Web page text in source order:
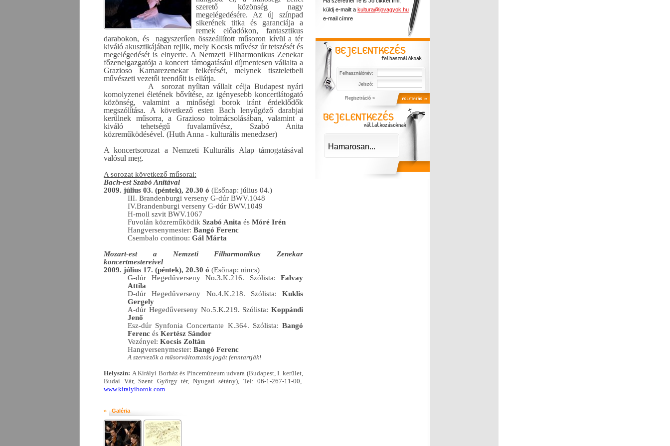
szerető közönség nagy
megelégedésére. Az új színpad
sikerének titka és garanciája a
remek előadókon, fantasztikus
darabokon, és
nagyszerűen összeállított műsoron kívül a tér
kiváló akusztikájában rejlik, mely Kocsis művész úr tetszését és
megelégedését is elnyerte. A Nemzeti Filharmonikus Zenekar
főzeneigazgatója a koncert támogatásául díjmentesen vállalta a
Grazioso Kamarezenekar felkérését, melynek tiszteletbeli
művészeti vezetői teendőit is ellátja.
A
sorozat nyíltan vállalt célja Budapest nyári
komolyzenei életének bővítése, az igényesebb koncertlátogató
közönség, valamint a minőségi borok iránt érdeklődők
megszólítása. A következő esten Bach lenyűgöző darabjai
kerülnek műsorra, a Grazioso tolmácsolásában, valamint a
kiváló tehetségű fuvalaművész, Szabó Anita
közreműködésével. (Huth Anna - kulturális menedzser)
A koncertsorozat a Nemzeti Kulturális Alap támogatásával
valósul meg.
A sorozat következő műsorai:
Bach-est Szabó Anitával
2009. július 03. (péntek), 20.30 ó (Esőnap: július 04.)
III. Brandenburgi verseny G-dúr BWV.1048
IV.Brandenburgi verseny G-dúr BWV.1049
H-moll szvit BWV.1067
Fuvolán közreműködik Szabó Anita és Móré Irén
Hangversenymester: Bangó Ferenc
Csembalo continou: Gál Márta
Mozart-est a Nemzeti Filharmonikus Zenekar
koncertmestereivel
2009. július 17. (péntek), 20.30 ó (Esőnap: nincs)
G-dúr Hegedűverseny No.3.K.216. Szólista: Falvay
Attila
D-dúr Hegedűverseny No.4.K.218. Szólista: Kuklis
Gergely
A-dúr Hegedűverseny No.5.K.219. Szólista: Koppándi
Jenő
Esz-dúr Synfonia Concertante K.364. Szólista: Bangó
Ferenc és Kertész Sándor
Vezényel: Kocsis Zoltán
Hangversenymester: Bangó Ferenc
A szervezők a műsorváltoztatás jogát fenntartják!
Helyszín: A Királyi Borház és Pincemúzeum udvara (Budapest, I. kerület,
Budai Vár, Szent György tér, Nyugati sétány), Tel: 06-1-267-11-00,
www.kiralyiborok.com
Galéria
küldj e-mailt a kultura@jovagyok.hu
e-mail címre
Felhasználónév:
Jelszó:
Regisztráció »
Hamarosan...